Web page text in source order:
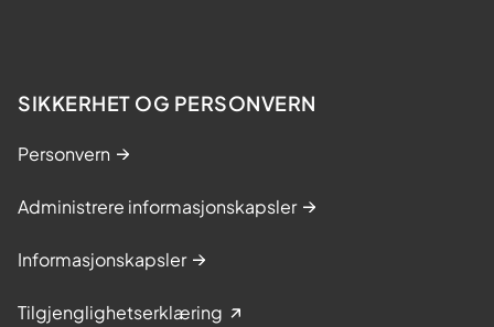
SIKKERHET OG PERSONVERN
Personvern
Administrere informasjonskapsler
Informasjonskapsler
Tilgjenglighetserklæring